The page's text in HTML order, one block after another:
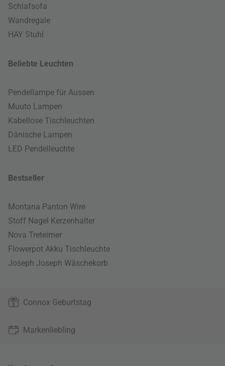
Schlafsofa
Wandregale
HAY Stuhl
Beliebte Leuchten
Pendellampe für Aussen
Muuto Lampen
Kabellose Tischleuchten
Dänische Lampen
LED Pendelleuchte
Bestseller
Montana Panton Wire
Stoff Nagel Kerzenhalter
Nova Treteimer
Flowerpot Akku Tischleuchte
Joseph Joseph Wäschekorb
Connox Geburtstag
Markenliebling